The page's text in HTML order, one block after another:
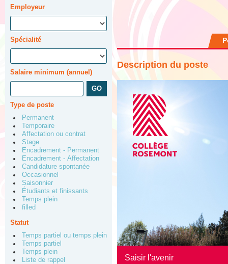
Employeur
Spécialité
Salaire minimum (annuel)
Type de poste
Permanent
Temporaire
Affectation ou contrat
Stage
Encadrement - Permanent
Encadrement - Affectation
Candidature spontanée
Occasionnel
Saisonnier
Étudiants et finissants
Temps plein
filled
Statut
Temps partiel ou temps plein
Temps partiel
Temps plein
Liste de rappel
Description du poste
Saisir l'avenir